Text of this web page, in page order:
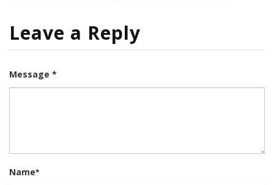
Leave a Reply
Message *
Name*